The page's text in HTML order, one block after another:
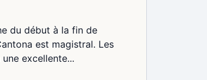
du début à la fin de
est magistral. Les
excellente...